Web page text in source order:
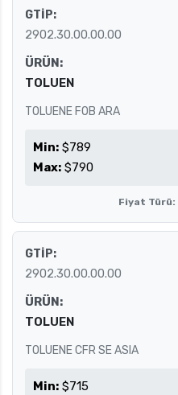
GTİP:
2902.30.00.00.00
ÜRÜN:
TOLUEN
TOLUENE FOB ARA
Min: $789
Max: $790
Fiyat Türü:
GTİP:
2902.30.00.00.00
ÜRÜN:
TOLUEN
TOLUENE CFR SE ASIA
Min: $715